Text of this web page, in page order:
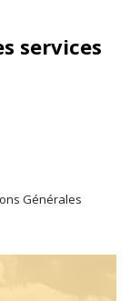
services
Générales